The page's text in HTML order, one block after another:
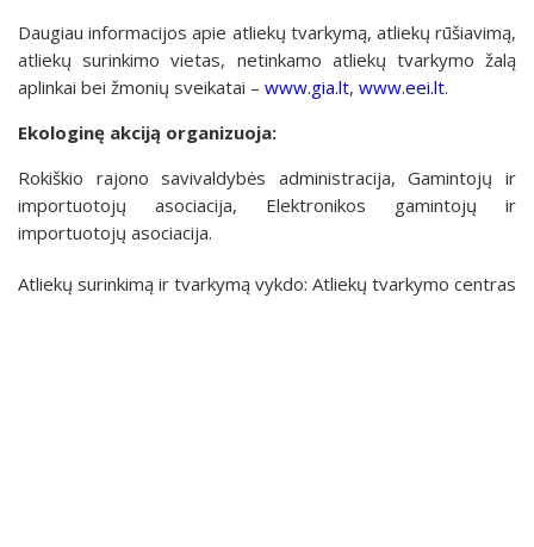
Daugiau informacijos apie atliekų tvarkymą, atliekų rūšiavimą,
atliekų surinkimo vietas, netinkamo atliekų tvarkymo žalą
aplinkai bei žmonių sveikatai – www.gia.lt, www.eei.lt.
Ekologinę akciją organizuoja:
Rokiškio rajono savivaldybės administracija, Gamintojų ir
importuotojų asociacija, Elektronikos gamintojų ir
importuotojų asociacija.
Atliekų surinkimą ir tvarkymą vykdo: Atliekų tvarkymo centras